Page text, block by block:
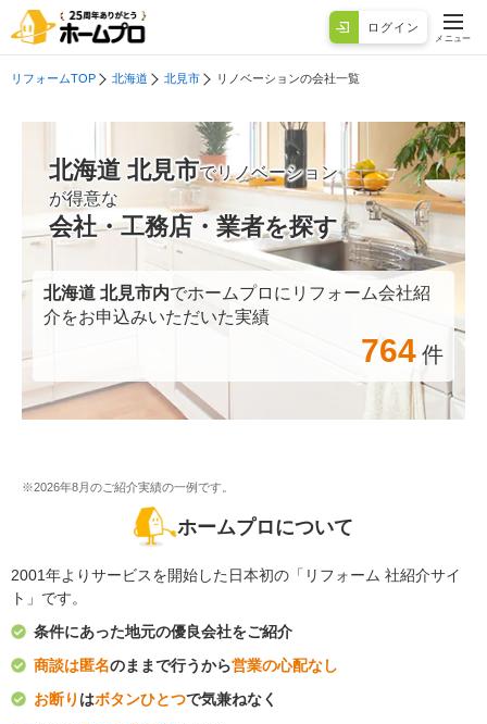
ログイン
メニュー
リフォームTOP 北海道 北見市 リノベーションの会社一覧
北海道 北見市でリノベーション
が得意な
会社・工務店・業者を探す
北海道 北見市内でホームプロにリフォーム会社紹
介をお申込みいただいた実績
764 件
※2026年8月のご紹介実績の一例です。
ホームプロについて
2001年よりサービスを開始した日本初の「リフォーム 社紹介サイ
ト」です。
条件にあった地元の優良会社をご紹介
商談は匿名のままで行うから営業の心配なし
お断り はボタンひとつで気兼ねなく